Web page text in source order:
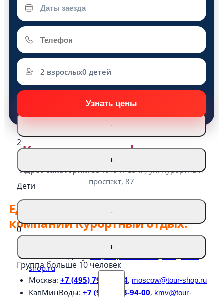
2 взрослых0 детей
Взрослые
-
2
+
Дети
-
0
+
Группа больше 10 человек
Контактная информация
Адрес санатория:354019 г. Сочи, ул. Курортный
проспект, 87
Единая служба бронирования
компании Курортный отдых:
+7 (988) 235-84-00
Ростов-на-Дону: +7 (863) 221-25-84,don@tour-
shop.ru
Москва: +7 (495) 797-05-84, moscow@tour-shop.ru
КавМинВоды: +7 (988) 233-94-00, kmv@tour-